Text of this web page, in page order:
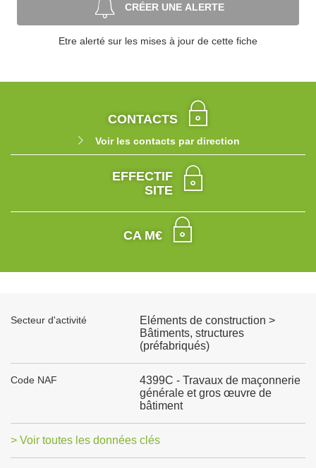
CRÉER UNE ALERTE
Etre alerté sur les mises à jour de cette fiche
CONTACTS
Voir les contacts par direction
EFFECTIF
SITE
CA M€
Secteur d'activité
Eléments de construction >
Bâtiments, structures
(préfabriqués)
Code NAF
4399C - Travaux de maçonnerie
générale et gros œuvre de
bâtiment
> Voir toutes les données clés